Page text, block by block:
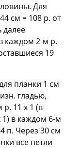
Для
см = 108 р. от
далее
каждом 2-м р.
19
планки 1 см
гладью,
11 х 1 (в
1) в каждом 6-м
п. Через 30 см
все петли